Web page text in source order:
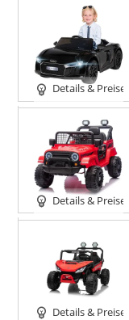
Details & Preise
Details & Preise
Details & Preise